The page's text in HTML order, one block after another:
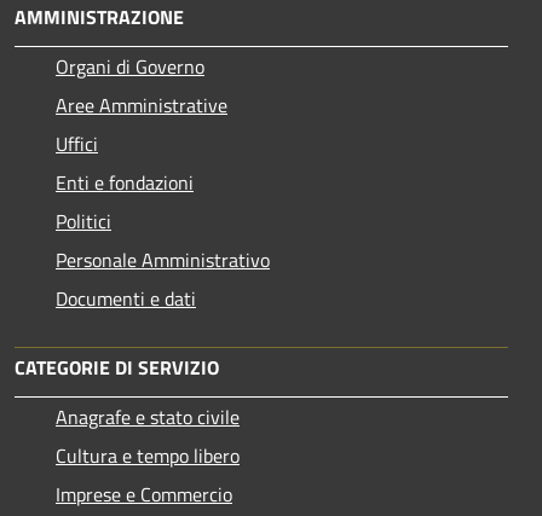
AMMINISTRAZIONE
Organi di Governo
Aree Amministrative
Uffici
Enti e fondazioni
Politici
Personale Amministrativo
Documenti e dati
CATEGORIE DI SERVIZIO
Anagrafe e stato civile
Cultura e tempo libero
Imprese e Commercio